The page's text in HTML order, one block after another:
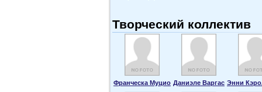
Творческий коллектив
Франческа Муцио Даниэле Варгас Энни